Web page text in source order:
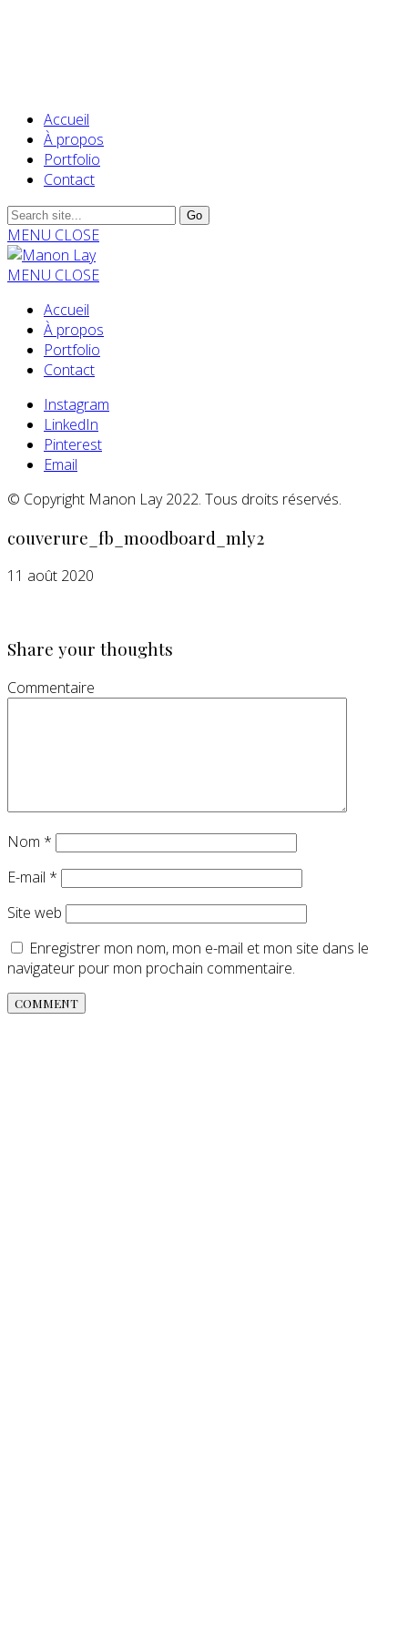
Accueil
À propos
Portfolio
Contact
MENU CLOSE
MENU CLOSE
Accueil
À propos
Portfolio
Contact
Instagram
LinkedIn
Pinterest
Email
© Copyright Manon Lay 2022. Tous droits réservés.
couverure_fb_moodboard_mly2
11 août 2020
Share your thoughts
Commentaire
Nom *
E-mail *
Site web
Enregistrer mon nom, mon e-mail et mon site dans le
navigateur pour mon prochain commentaire.